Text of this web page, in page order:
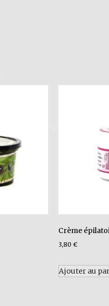
Crème
3,80 €
Ajouter au